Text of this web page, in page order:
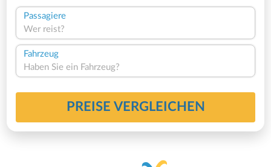
Passagiere
Wer reist?
Fahrzeug
Haben Sie ein Fahrzeug?
PREISE VERGLEICHEN